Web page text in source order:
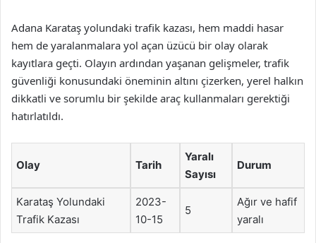
Adana Karataş yolundaki trafik kazası, hem maddi hasar
hem de yaralanmalara yol açan üzücü bir olay olarak
kayıtlara geçti. Olayın ardından yaşanan gelişmeler, trafik
güvenliği konusundaki öneminin altını çizerken, yerel halkın
dikkatli ve sorumlu bir şekilde araç kullanmaları gerektiği
hatırlatıldı.
Olay Tarih
Yaralı
Sayısı
Durum
Karataş Yolundaki
Trafik Kazası
2023-
10-15
5
Ağır ve hafif
yaralı